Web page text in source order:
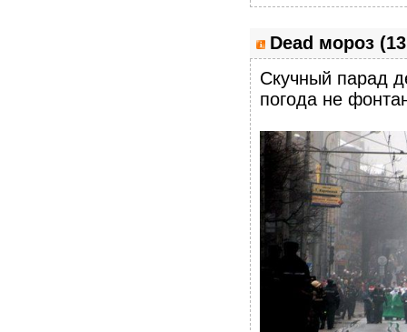
Dead мороз
Скучный парад
погода не